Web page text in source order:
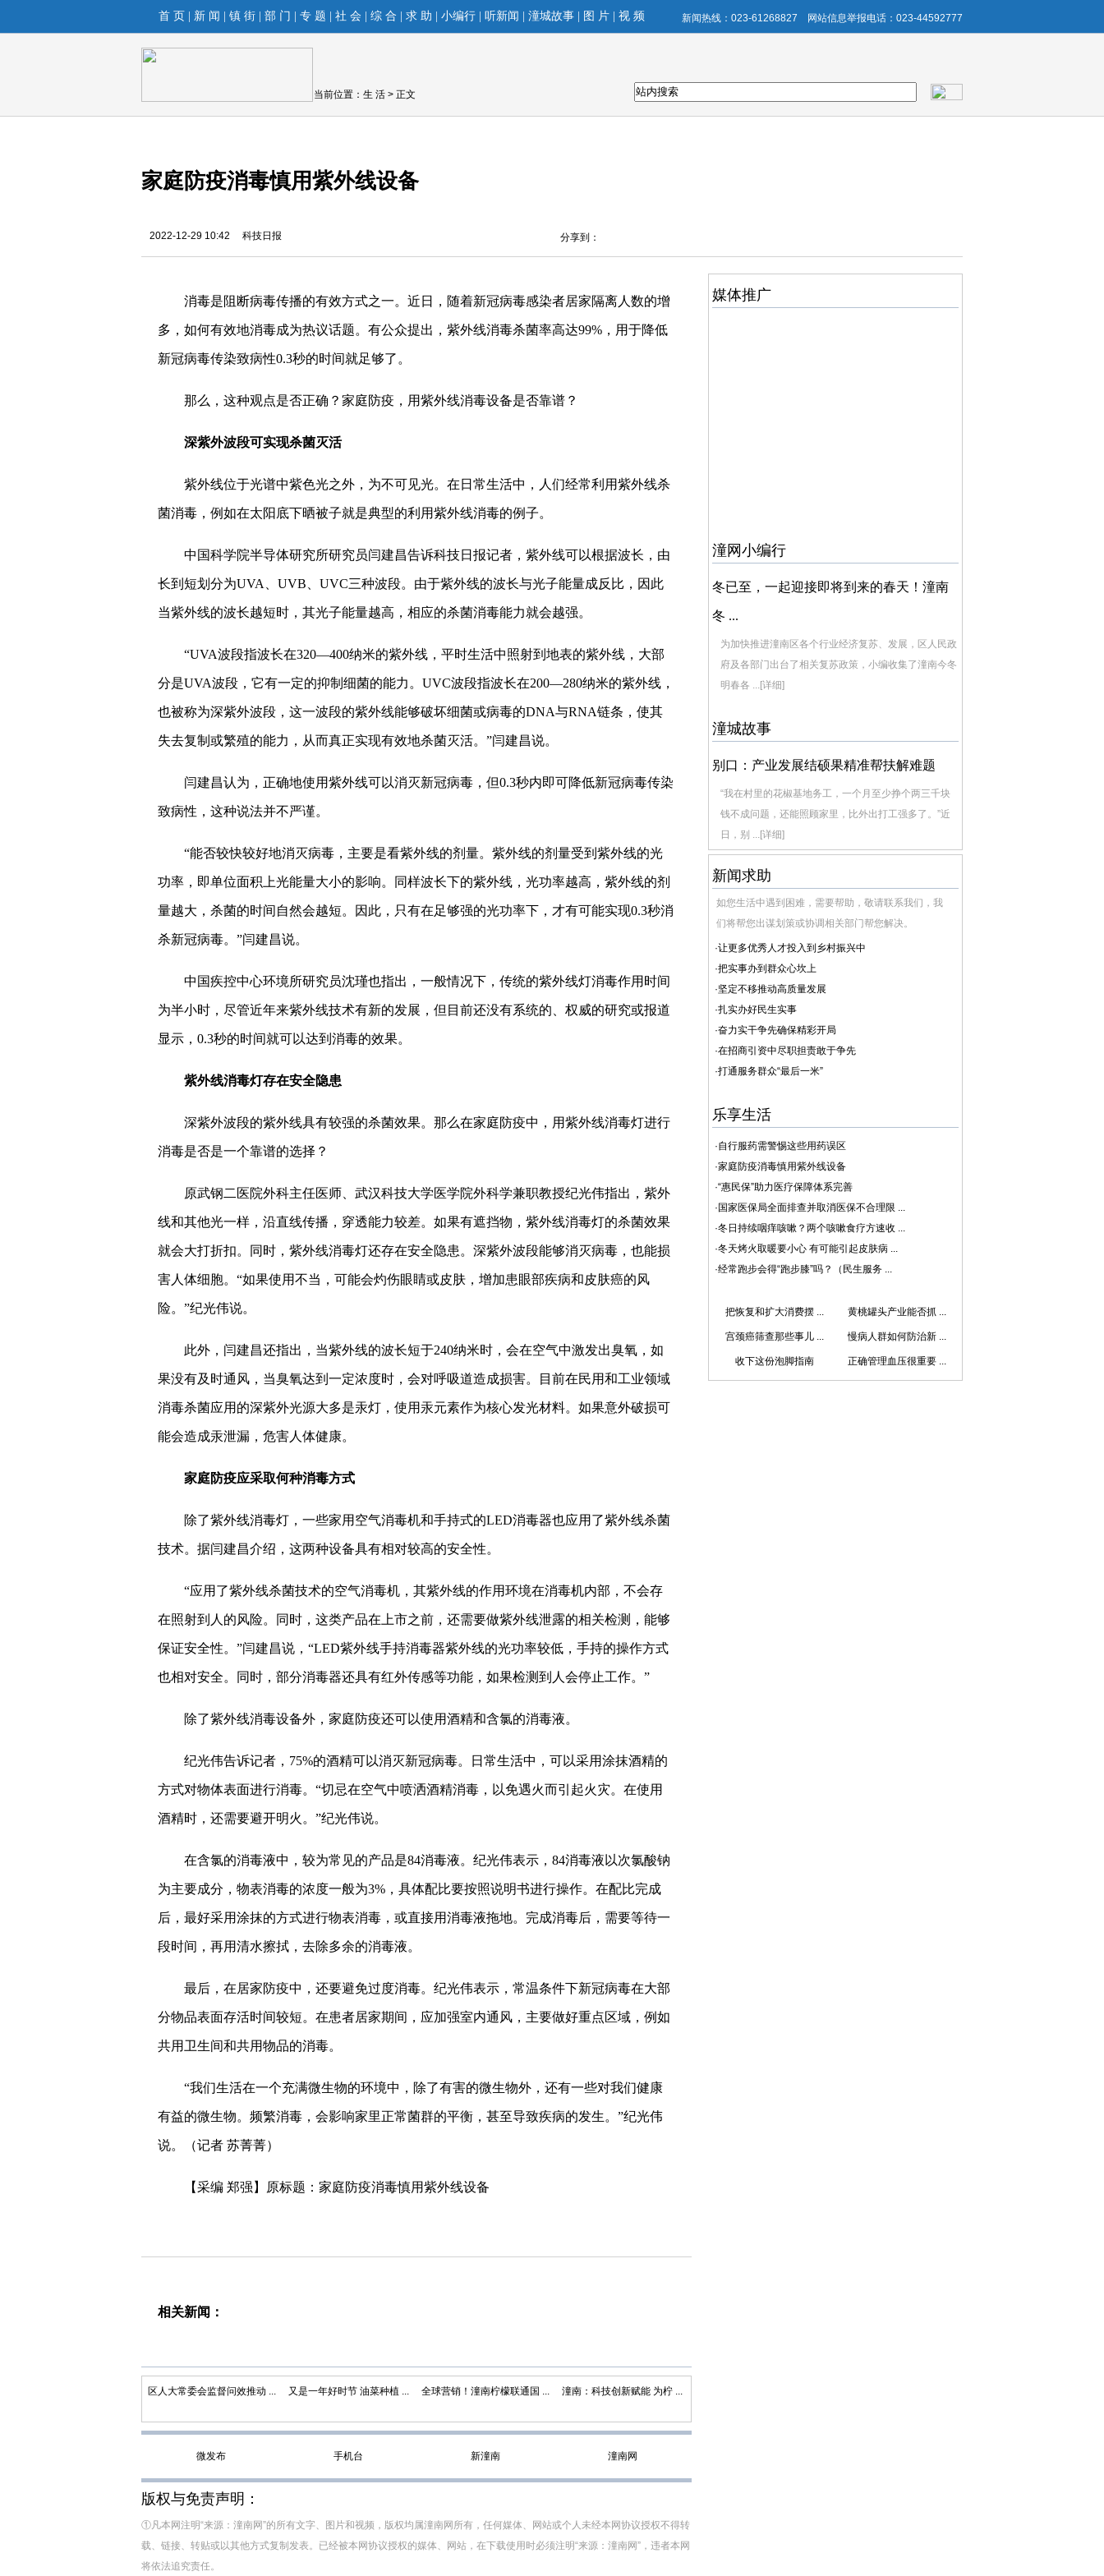
首 页 新 闻 镇 街| 部 门 专 题 社 会 综 合 求 助 小编行| 听新闻 潼城故事| 图 片| 视 频 新闻热线：023-61268827 网站信息举报电话：023-44592777
当前位置： 生 活 > 正文
家庭防疫消毒慎用紫外线设备
2022-12-29 10:42 科技日报 分享到：
消毒是阻断病毒传播的有效方式之一。近日，随着新冠病毒感染者居家隔离人数的增
多，如何有效地消毒成为热议话题。有公众提出，紫外线消毒杀菌率高达99%，用于降低
新冠病毒传染致病性0.3秒的时间就足够了。
那么，这种观点是否正确？家庭防疫，用紫外线消毒设备是否靠谱？
深紫外波段可实现杀菌灭活
紫外线位于光谱中紫色光之外，为不可见光。在日常生活中，人们经常利用紫外线杀
菌消毒，例如在太阳底下晒被子就是典型的利用紫外线消毒的例子。
中国科学院半导体研究所研究员闫建昌告诉科技日报记者，紫外线可以根据波长，由
长到短划分为UVA、UVB、UVC三种波段。由于紫外线的波长与光子能量成反比，因此
当紫外线的波长越短时，其光子能量越高，相应的杀菌消毒能力就会越强。
“UVA波段指波长在320—400纳米的紫外线，平时生活中照射到地表的紫外线，大部
分是UVA波段，它有一定的抑制细菌的能力。UVC波段指波长在200—280纳米的紫外线，
也被称为深紫外波段，这一波段的紫外线能够破坏细菌或病毒的DNA与RNA链条，使其
失去复制或繁殖的能力，从而真正实现有效地杀菌灭活。”闫建昌说。
闫建昌认为，正确地使用紫外线可以消灭新冠病毒，但0.3秒内即可降低新冠病毒传染
致病性，这种说法并不严谨。
“能否较快较好地消灭病毒，主要是看紫外线的剂量。紫外线的剂量受到紫外线的光
功率，即单位面积上光能量大小的影响。同样波长下的紫外线，光功率越高，紫外线的剂
量越大，杀菌的时间自然会越短。因此，只有在足够强的光功率下，才有可能实现0.3秒消
杀新冠病毒。”闫建昌说。
中国疾控中心环境所研究员沈瑾也指出，一般情况下，传统的紫外线灯消毒作用时间
为半小时，尽管近年来紫外线技术有新的发展，但目前还没有系统的、权威的研究或报道
显示，0.3秒的时间就可以达到消毒的效果。
紫外线消毒灯存在安全隐患
深紫外波段的紫外线具有较强的杀菌效果。那么在家庭防疫中，用紫外线消毒灯进行
消毒是否是一个靠谱的选择？
原武钢二医院外科主任医师、武汉科技大学医学院外科学兼职教授纪光伟指出，紫外
线和其他光一样，沿直线传播，穿透能力较差。如果有遮挡物，紫外线消毒灯的杀菌效果
就会大打折扣。同时，紫外线消毒灯还存在安全隐患。深紫外波段能够消灭病毒，也能损
害人体细胞。“如果使用不当，可能会灼伤眼睛或皮肤，增加患眼部疾病和皮肤癌的风
险。”纪光伟说。
此外，闫建昌还指出，当紫外线的波长短于240纳米时，会在空气中激发出臭氧，如
果没有及时通风，当臭氧达到一定浓度时，会对呼吸道造成损害。目前在民用和工业领域
消毒杀菌应用的深紫外光源大多是汞灯，使用汞元素作为核心发光材料。如果意外破损可
能会造成汞泄漏，危害人体健康。
家庭防疫应采取何种消毒方式
除了紫外线消毒灯，一些家用空气消毒机和手持式的LED消毒器也应用了紫外线杀菌
技术。据闫建昌介绍，这两种设备具有相对较高的安全性。
“应用了紫外线杀菌技术的空气消毒机，其紫外线的作用环境在消毒机内部，不会存
在照射到人的风险。同时，这类产品在上市之前，还需要做紫外线泄露的相关检测，能够
保证安全性。”闫建昌说，“LED紫外线手持消毒器紫外线的光功率较低，手持的操作方式
也相对安全。同时，部分消毒器还具有红外传感等功能，如果检测到人会停止工作。”
除了紫外线消毒设备外，家庭防疫还可以使用酒精和含氯的消毒液。
纪光伟告诉记者，75%的酒精可以消灭新冠病毒。日常生活中，可以采用涂抹酒精的
方式对物体表面进行消毒。“切忌在空气中喷洒酒精消毒，以免遇火而引起火灾。在使用
酒精时，还需要避开明火。”纪光伟说。
在含氯的消毒液中，较为常见的产品是84消毒液。纪光伟表示，84消毒液以次氯酸钠
为主要成分，物表消毒的浓度一般为3%，具体配比要按照说明书进行操作。在配比完成
后，最好采用涂抹的方式进行物表消毒，或直接用消毒液拖地。完成消毒后，需要等待一
段时间，再用清水擦拭，去除多余的消毒液。
最后，在居家防疫中，还要避免过度消毒。纪光伟表示，常温条件下新冠病毒在大部
分物品表面存活时间较短。在患者居家期间，应加强室内通风，主要做好重点区域，例如
共用卫生间和共用物品的消毒。
“我们生活在一个充满微生物的环境中，除了有害的微生物外，还有一些对我们健康
有益的微生物。频繁消毒，会影响家里正常菌群的平衡，甚至导致疾病的发生。”纪光伟
说。（记者 苏菁菁）
【采编 郑强】原标题：家庭防疫消毒慎用紫外线设备
相关新闻：
区人大常委会监督问效推动 ... 又是一年好时节 油菜种植 ... 全球营销！潼南柠檬联通国 ... 潼南：科技创新赋能 为柠 ...
微发布 手机台 新潼南 潼南网
版权与免责声明：
①凡本网注明“来源：潼南网”的所有文字、图片和视频，版权均属潼南网所有，任何媒体、网站或个人未经本网协议授权不得转
载、链接、转贴或以其他方式复制发表。已经被本网协议授权的媒体、网站，在下载使用时必须注明“来源：潼南网”，违者本网
将依法追究责任。
媒体推广
潼网小编行
冬已至，一起迎接即将到来的春天！潼南
冬 ...
为加快推进潼南区各个行业经济复苏、发展，区人民政
府及各部门出台了相关复苏政策，小编收集了潼南今冬
明春各 ...[详细]
潼城故事
别口：产业发展结硕果精准帮扶解难题
“我在村里的花椒基地务工，一个月至少挣个两三千块
钱不成问题，还能照顾家里，比外出打工强多了。”近
日，别 ...[详细]
新闻求助
如您生活中遇到困难，需要帮助，敬请联系我们，我
们将帮您出谋划策或协调相关部门帮您解决。
·让更多优秀人才投入到乡村振兴中
·把实事办到群众心坎上
·坚定不移推动高质量发展
·扎实办好民生实事
·奋力实干争先确保精彩开局
·在招商引资中尽职担责敢于争先
·打通服务群众“最后一米”
乐享生活
·自行服药需警惕这些用药误区
·家庭防疫消毒慎用紫外线设备
·“惠民保”助力医疗保障体系完善
· 国家医保局全面排查并取消医保不合理限 ...
·冬日持续咽痒咳嗽？两个咳嗽食疗方速收 ...
·冬天烤火取暖要小心 有可能引起皮肤病 ...
·经常跑步会得“跑步膝”吗？（民生服务 ...
把恢复和扩大消费摆 ... 黄桃罐头产业能否抓 ...
宫颈癌筛查那些事儿 ... 慢病人群如何防治新 ...
收下这份泡脚指南 正确管理血压很重要 ...